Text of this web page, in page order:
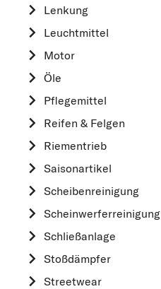
Lenkung
Leuchtmittel
Motor
Öle
Pflegemittel
Reifen & Felgen
Riementrieb
Saisonartikel
Scheibenreinigung
Scheinwerferreinigung
Schließanlage
Stoßdämpfer
Streetwear